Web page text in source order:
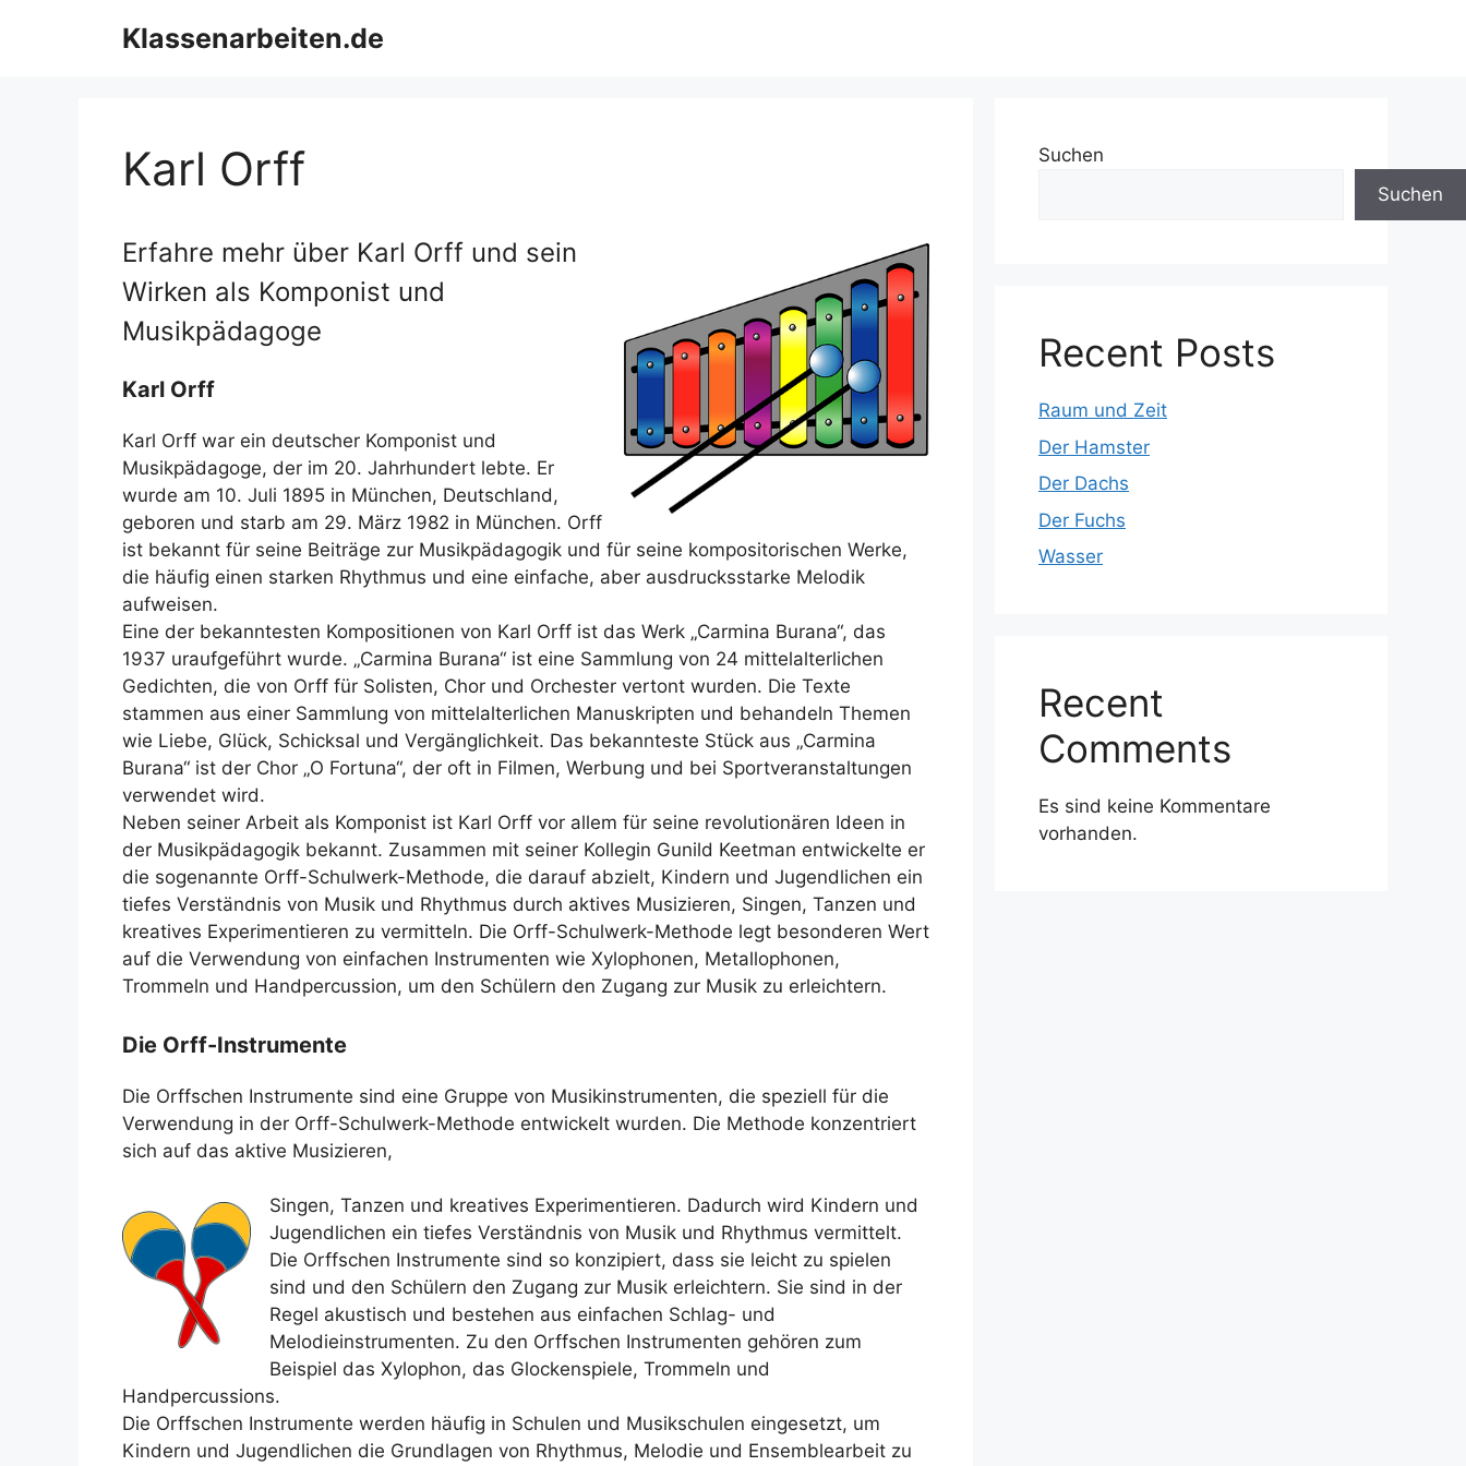
Klassenarbeiten.de
Karl Orff
Erfahre mehr über Karl Orff und sein
Wirken als Komponist und
Musikpädagoge
Karl Orff
Karl Orff war ein deutscher Komponist und
Musikpädagoge, der im 20. Jahrhundert lebte. Er
wurde am 10. Juli 1895 in München, Deutschland,
geboren und starb am 29. März 1982 in München. Orff
ist bekannt für seine Beiträge zur Musikpädagogik und für seine kompositorischen Werke,
die häufig einen starken Rhythmus und eine einfache, aber ausdrucksstarke Melodik
aufweisen.
Eine der bekanntesten Kompositionen von Karl Orff ist das Werk „Carmina Burana“, das
1937 uraufgeführt wurde. „Carmina Burana“ ist eine Sammlung von 24 mittelalterlichen
Gedichten, die von Orff für Solisten, Chor und Orchester vertont wurden. Die Texte
stammen aus einer Sammlung von mittelalterlichen Manuskripten und behandeln Themen
wie Liebe, Glück, Schicksal und Vergänglichkeit. Das bekannteste Stück aus „Carmina
Burana“ ist der Chor „O Fortuna“, der oft in Filmen, Werbung und bei Sportveranstaltungen
verwendet wird.
Neben seiner Arbeit als Komponist ist Karl Orff vor allem für seine revolutionären Ideen in
der Musikpädagogik bekannt. Zusammen mit seiner Kollegin Gunild Keetman entwickelte er
die sogenannte Orff-Schulwerk-Methode, die darauf abzielt, Kindern und Jugendlichen ein
tiefes Verständnis von Musik und Rhythmus durch aktives Musizieren, Singen, Tanzen und
kreatives Experimentieren zu vermitteln. Die Orff-Schulwerk-Methode legt besonderen Wert
auf die Verwendung von einfachen Instrumenten wie Xylophonen, Metallophonen,
Trommeln und Handpercussion, um den Schülern den Zugang zur Musik zu erleichtern.
Die Orff-Instrumente
Die Orffschen Instrumente sind eine Gruppe von Musikinstrumenten, die speziell für die
Verwendung in der Orff-Schulwerk-Methode entwickelt wurden. Die Methode konzentriert
sich auf das aktive Musizieren,
Singen, Tanzen und kreatives Experimentieren. Dadurch wird Kindern und
Jugendlichen ein tiefes Verständnis von Musik und Rhythmus vermittelt.
Die Orffschen Instrumente sind so konzipiert, dass sie leicht zu spielen
sind und den Schülern den Zugang zur Musik erleichtern. Sie sind in der
Regel akustisch und bestehen aus einfachen Schlag- und
Melodieinstrumenten. Zu den Orffschen Instrumenten gehören zum
Beispiel das Xylophon, das Glockenspiele, Trommeln und
Handpercussions.
Die Orffschen Instrumente werden häufig in Schulen und Musikschulen eingesetzt, um
Kindern und Jugendlichen die Grundlagen von Rhythmus, Melodie und Ensemblearbeit zu
Suchen
Suchen
Recent Posts
Raum und Zeit
Der Hamster
Der Dachs
Der Fuchs
Wasser
Recent
Comments
Es sind keine Kommentare
vorhanden.